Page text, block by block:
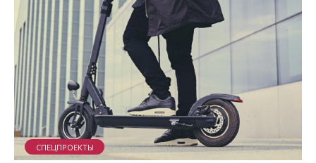
СПЕЦПРОЕКТЫ